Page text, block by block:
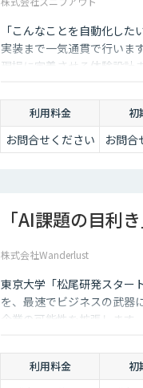
「こんなことを自動化した
実装まで一気通貫で行いま
現場に定着させる体験設計
利用料金 初
お問合せください お問合
「AI課題の⽬利
株式会社Wanderlust
東京大学「松尾研発スター
を、最速でビジネスの武器
企業の可能性を拡張します。
利用料金 初